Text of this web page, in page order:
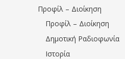
Προφίλ – Διοίκηση
Προφίλ – Διοίκηση
Δημοτική Ραδιοφωνία
Ιστορία